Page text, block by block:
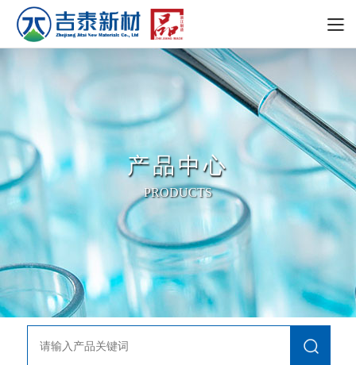
产品中心
PRODUCTS